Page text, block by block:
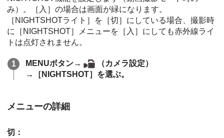
み）。［入］の場合は画面が緑になります。
［NIGHTSHOTライト］を［切］にしている場合、撮影時
に［NIGHTSHOT］メニューを［入］にしても赤外線ライ
トは点灯されません。
MENUボタン→
（カメラ設定）
→［NIGHTSHOT］を選ぶ。
メニューの詳細
切：